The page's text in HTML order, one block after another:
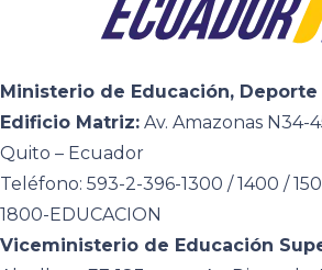
Ministerio de Educación, Deporte
Edificio Matriz: Av. Amazonas N34-
Quito – Ecuador
Teléfono: 593-2-396-1300 / 1400 /
1800-EDUCACION
Viceministerio de Educación